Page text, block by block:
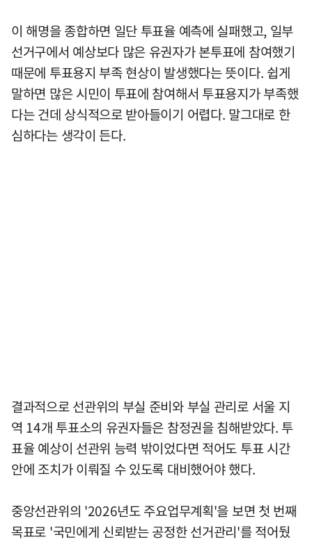
이 해명을 종합하면 일단 투표율 예측에 실패했고, 일부
선거구에서 예상보다 많은 유권자가 본투표에 참여했기
때문에 투표용지 부족 현상이 발생했다는 뜻이다. 쉽게
말하면 많은 시민이 투표에 참여해서 투표용지가 부족했
다는 건데 상식적으로 받아들이기 어렵다. 말그대로 한
심하다는 생각이 든다.
결과적으로 선관위의 부실 준비와 부실 관리로 서울 지
역 14개 투표소의 유권자들은 참정권을 침해받았다. 투
표율 예상이 선관위 능력 밖이었다면 적어도 투표 시간
안에 조치가 이뤄질 수 있도록 대비했어야 했다.
중앙선관위의 '2026년도 주요업무계획'을 보면 첫 번째
목표로 '국민에게 신뢰받는 공정한 선거관리'를 적어뒀